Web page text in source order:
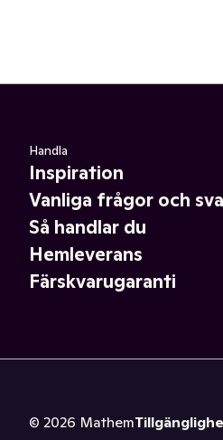
Handla
Inspiration
Vanliga frågor och
Så handlar du
Hemleverans
Färskvarugaranti
© 2026 Mathem